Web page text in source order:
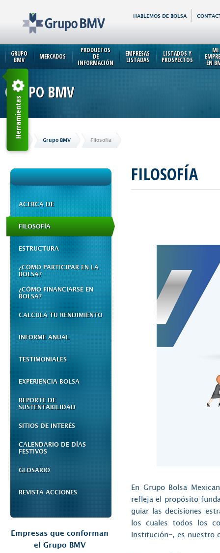
HABLEMOS DE BOLSA
GRUPO
BMV MERCADOS
PRODUCTOS
DE
INFORMACIÓN
EMPRESAS
LISTADAS
LISTADOS Y
PROSPECTOS
MI
EN
GRUPO BMV
Inicio Grupo BMV Filosofía
ACERCA DE
FILOSOFÍA
ESTRUCTURA
¿CÓMO PARTICIPAR EN LA
BOLSA?
¿CÓMO FINANCIARSE EN
BOLSA?
CALCULA TU RENDIMIENTO
INFORME ANUAL
TESTIMONIALES
EXPERIENCIA BOLSA
REPORTE DE
SUSTENTABILIDAD
SITIOS DE INTERÉS
CALENDARIO DE DÍAS
FESTIVOS
GLOSARIO
REVISTA ACCIONES
Empresas que conforman
el Grupo BMV
FILOSOFÍA
En Grupo Bolsa
refleja el propósito
guiar las decisiones
los cuales todos los
Institución−, es nuestro
Herramientas